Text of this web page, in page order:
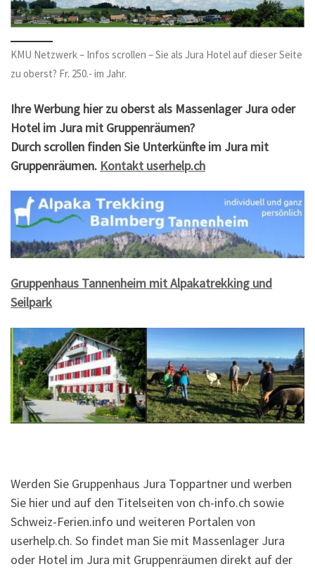
KMU Netzwerk – Infos scrollen – Sie als Jura Hotel auf dieser Seite
zu oberst? Fr. 250.- im Jahr.
Ihre Werbung hier zu oberst als Massenlager Jura oder
Hotel im Jura mit Gruppenräumen?
Durch scrollen finden Sie Unterkünfte im Jura mit
Gruppenräumen. Kontakt userhelp.ch
Gruppenhaus Tannenheim mit Alpakatrekking und
Seilpark
Werden Sie Gruppenhaus Jura Toppartner und werben
Sie hier und auf den Titelseiten von ch-info.ch sowie
Schweiz-Ferien.info und weiteren Portalen von
userhelp.ch. So findet man Sie mit Massenlager Jura
oder Hotel im Jura mit Gruppenräumen direkt auf der